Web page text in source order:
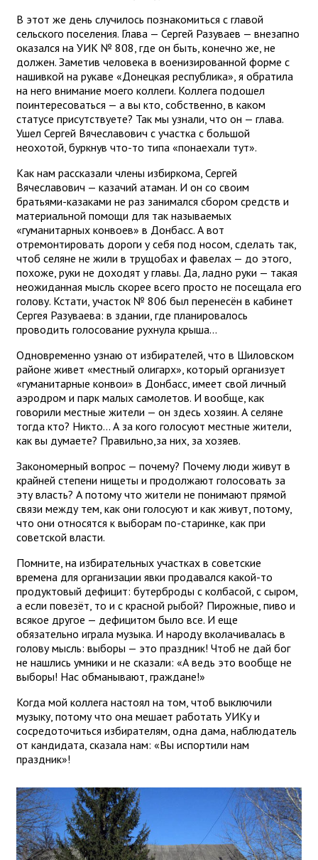
В этот же день случилось познакомиться с главой
сельского поселения. Глава — Сергей Разуваев — внезапно
оказался на УИК № 808, где он быть, конечно же, не
должен. Заметив человека в военизированной форме с
нашивкой на рукаве «Донецкая республика», я обратила
на него внимание моего коллеги. Коллега подошел
поинтересоваться — а вы кто, собственно, в каком
статусе присутствуете? Так мы узнали, что он — глава.
Ушел Сергей Вячеславович с участка с большой
неохотой, буркнув что-то типа «понаехали тут».
Как нам рассказали члены избиркома, Сергей
Вячеславович — казачий атаман. И он со своим
братьями-казаками не раз занимался сбором средств и
материальной помощи для так называемых
«гуманитарных конвоев» в Донбасс. А вот
отремонтировать дороги у себя под носом, сделать так,
чтоб селяне не жили в трущобах и фавелах — до этого,
похоже, руки не доходят у главы. Да, ладно руки — такая
неожиданная мысль скорее всего просто не посещала его
голову. Кстати, участок № 806 был перенесён в кабинет
Сергея Разуваева: в здании, где планировалось
проводить голосование рухнула крыша…
Одновременно узнаю от избирателей, что в Шиловском
районе живет «местный олигарх», который организует
«гуманитарные конвои» в Донбасс, имеет свой личный
аэродром и парк малых самолетов. И вообще, как
говорили местные жители — он здесь хозяин. А селяне
тогда кто? Никто… А за кого голосуют местные жители,
как вы думаете? Правильно,за них, за хозяев.
Закономерный вопрос — почему? Почему люди живут в
крайней степени нищеты и продолжают голосовать за
эту власть? А потому что жители не понимают прямой
связи между тем, как они голосуют и как живут, потому,
что они относятся к выборам по-старинке, как при
советской власти.
Помните, на избирательных участках в советские
времена для организации явки продавался какой-то
продуктовый дефицит: бутерброды с колбасой, с сыром,
а если повезёт, то и с красной рыбой? Пирожные, пиво и
всякое другое — дефицитом было все. И еще
обязательно играла музыка. И народу вколачивалась в
голову мысль: выборы — это праздник! Чтоб не дай бог
не нашлись умники и не сказали: «А ведь это вообще не
выборы! Нас обманывают, граждане!»
Когда мой коллега настоял на том, чтоб выключили
музыку, потому что она мешает работать УИКу и
сосредоточиться избирателям, одна дама, наблюдатель
от кандидата, сказала нам: «Вы испортили нам
праздник»!